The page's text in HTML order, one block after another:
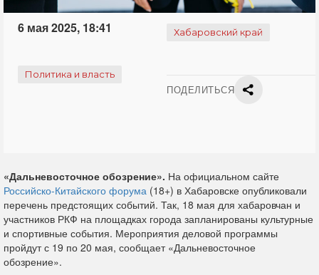
6 мая 2025, 18:41 Хабаровский край
Политика и власть
ПОДЕЛИТЬСЯ
«Дальневосточное обозрение». На официальном сайте
Российско-Китайского форума (18+) в Хабаровске опубликовали
перечень предстоящих событий. Так, 18 мая для хабаровчан и
участников РКФ на площадках города запланированы культурные
и спортивные события. Мероприятия деловой программы
пройдут с 19 по 20 мая, сообщает «Дальневосточное
обозрение».